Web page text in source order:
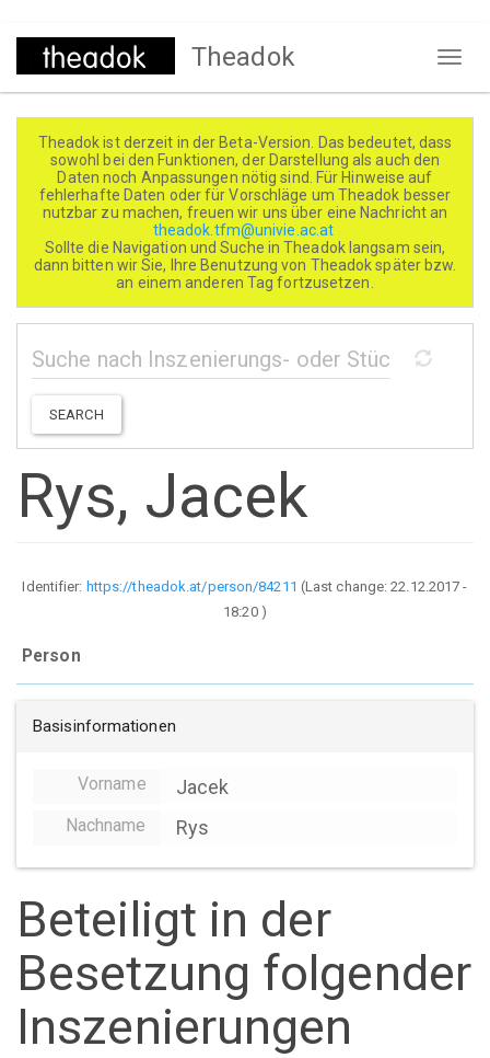
Direkt
Theadok
Theadok ist derzeit in der Beta-Version. Das bedeutet, dass
sowohl bei den Funktionen, der Darstellung als auch den
Daten noch Anpassungen nötig sind. Für Hinweise auf
fehlerhafte Daten oder für Vorschläge um Theadok besser
nutzbar zu machen, freuen wir uns über eine Nachricht an
theadok.tfm@univie.ac.at
Sollte die Navigation und Suche in Theadok langsam sein,
dann bitten wir Sie, Ihre Benutzung von Theadok später bzw.
an einem anderen Tag fortzusetzen.
SEARCH
Rys, Jacek
Identifier: https://theadok.at/person/84211 (Last change:22.12.2017 -
18:20)
Person
Basisinformationen
Vorname Jacek
Nachname Rys
Beteiligt in der
Besetzung folgender
Inszenierungen